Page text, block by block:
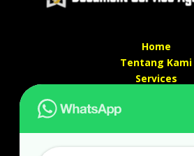
Home
Tentang Kami
Services
Kontak kami
Alamat kantor :